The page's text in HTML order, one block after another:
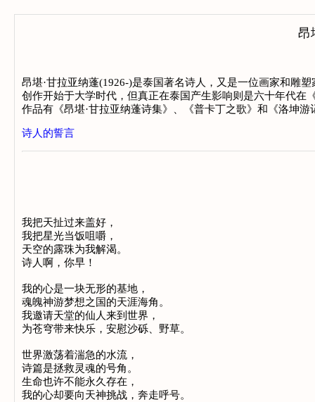
昂
昂堪·甘拉亚纳蓬(1926-)是泰国著名诗人，又是一位画家和雕
创作开始于大学时代，但真正在泰国产生影响则是六十年代在
作品有《昂堪·甘拉亚纳蓬诗集》、《普卡丁之歌》和《洛坤游
诗人的誓言
我把天扯过来盖好，
我把星光当饭咀嚼，
天空的露珠为我解渴。
诗人啊，你早！
我的心是一块无形的基地，
魂魄神游梦想之国的天涯海角。
我邀请天堂的仙人来到世界，
为苍穹带来快乐，安慰沙砾、野草。
世界激荡着湍急的水流，
诗篇是拯救灵魂的号角。
生命也许不能永久存在，
我的心却要向天神挑战，奔走呼号。